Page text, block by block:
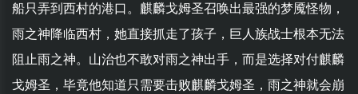
船只弄到西村的港口。麒麟戈姆圣召唤出最强的梦魇怪物，
雨之神降临西村，她直接抓走了孩子，巨人族战士根本无法
阻止雨之神。山治也不敢对雨之神出手，而是选择对付麒麟
戈姆圣，毕竟他知道只需要击败麒麟戈姆圣，雨之神就会崩